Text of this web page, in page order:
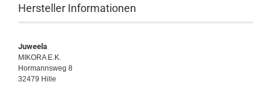
Hersteller Informationen
Juweela
MIKORA E.K.
Hormannsweg 8
32479 Hille